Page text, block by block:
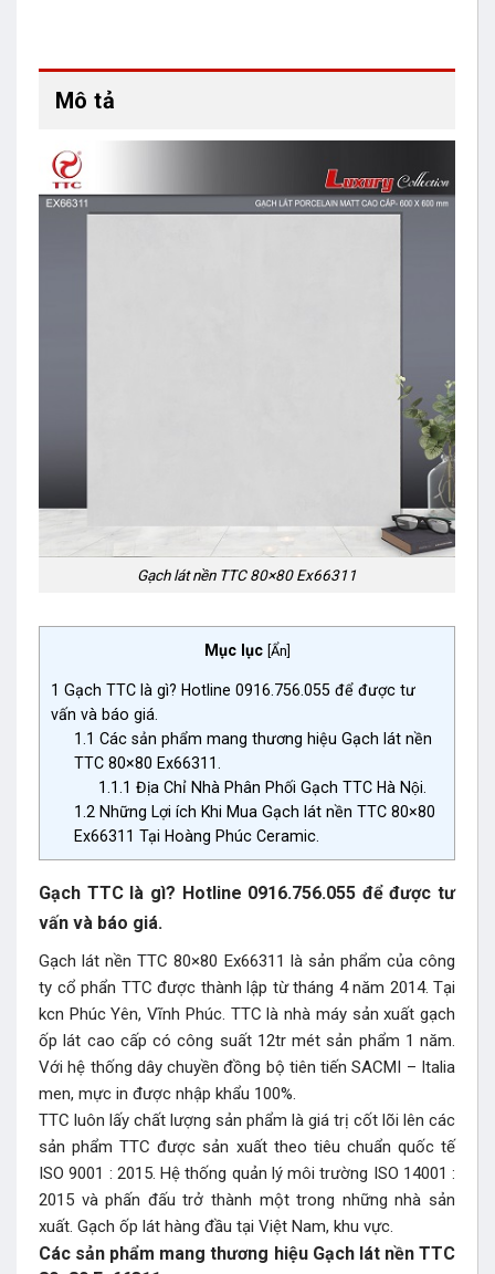
Mô tả
Gạch lát nền TTC 80×80 Ex66311
Mục lục Ẩn
1 Gạch TTC là gì? Hotline 0916.756.055 để được tư
vấn và báo giá.
1.1 Các sản phẩm mang thương hiệu Gạch lát nền
TTC 80×80 Ex66311.
1.1.1 Địa Chỉ Nhà Phân Phối Gạch TTC Hà Nội.
1.2 Những Lợi ích Khi Mua Gạch lát nền TTC 80×80
Ex66311 Tại Hoàng Phúc Ceramic.
Gạch TTC là gì? Hotline 0916.756.055 để được tư
vấn và báo giá.
Gạch lát nền TTC 80×80 Ex66311 là sản phẩm của công
ty cổ phẩn TTC được thành lập từ tháng 4 năm 2014. Tại
kcn Phúc Yên, Vĩnh Phúc. TTC là nhà máy sản xuất gạch
ốp lát cao cấp có công suất 12tr mét sản phẩm 1 năm.
Với hệ thống dây chuyền đồng bộ tiên tiến SACMI – Italia
men, mực in được nhập khẩu 100%.
TTC luôn lấy chất lượng sản phẩm là giá trị cốt lõi lên các
sản phẩm TTC được sản xuất theo tiêu chuẩn quốc tế
ISO 9001 : 2015. Hệ thống quản lý môi trường ISO 14001 :
2015 và phấn đấu trở thành một trong những nhà sản
xuất. Gạch ốp lát hàng đầu tại Việt Nam, khu vực.
Các sản phẩm mang thương hiệu Gạch lát nền TTC